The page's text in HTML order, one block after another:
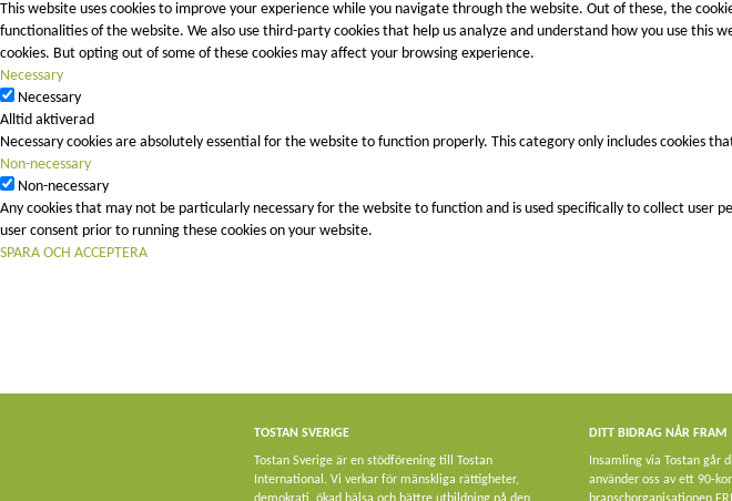
TOSTAN SVERIGE
Tostan Sverige är en stödförening till Tostan
International. Vi verkar för mänskliga rättigheter,
DITT BIDRAG NÅR FRAM
Insamling via Tostan går
använder oss av ett 90-
This website uses cookies to improve your experience while you navigate through the website. Out of these, the
functionalities of the website. We also use third-party cookies that help us analyze and understand how you use
cookies. But opting out of some of these cookies may affect your browsing experience.
Necessary
Necessary
Alltid aktiverad
Necessary cookies are absolutely essential for the website to function properly. This category only includes cookies
Non-necessary
Non-necessary
Any cookies that may not be particularly necessary for the website to function and is used specifically to collect
user consent prior to running these cookies on your website.
SPARA OCH ACCEPTERA